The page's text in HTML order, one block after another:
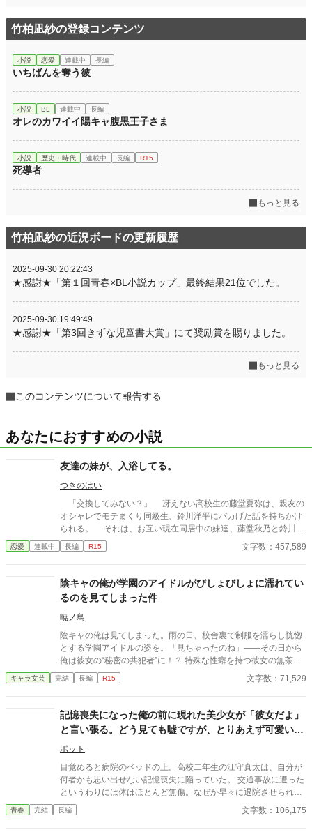
竹柏凪紗の登録コンテンツ
小説 恋愛 連載中 長編
いちばんを奪う彼
小説 BL 連載中 長編
オレのカワイイ陽キャ腹黒王子さま
小説 歴史・時代 連載中 長編 R15
死導者
もっと見る
竹柏凪紗の近況ボードの更新履歴
2025-09-30 20:22:43
★感謝★「第１回青春×BL小説カップ」最終結果21位でした。
2025-09-30 19:49:49
★感謝★「第3回きずな児童書大賞」にて奨励賞を賜りました。
もっと見る
このコンテンツについて報告する
あなたにおすすめの小説
友達の妹が、入浴してる。
つきのはい
「交換してみない？」 冴えない高校生の藤堂夏弥は、親友の
オシャレでモテまくり同級生、鈴川洋平にバカげた話を持ちかけ
られる。 それは、お互い現在同居中の妹達、藤堂秋乃と鈴川美
咲を交換して生活しようというものだった。 鈴川美咲は、美男
子の洋平に勝るとも劣らない美少女なのだけれど、男子に嫌悪感
と冷めがちな女子の距離感が、二人暮らしのなかで徐々に変わっ
ていく。 そんなラブコメディです。
恋愛 連載中 長編 R15 文字数：457,589
陰キャの俺が学園のアイドルがびしょびしょに濡れてい
るのを見てしまった件
暁ノ鳥
陰キャの俺は見てしまった。雨の日、校舎裏で制服を濡らし恍惚
とする学園アイドルの姿を。「見ちゃったのね」――その日から
俺は彼女の“秘密の共犯者”に！？ 特殊な性癖を持つ彼女の無茶な
「実験」に振り回され、身も心も支配される日々の始まり。二人
の禁断の関係の行方は？。二人の禁断の関係が今、始まる！
キャラ文芸 完結 長編 R15 文字数：71,529
記憶喪失になった俺の前に現れた美少女が「彼女だよ」
と言い張る。どう見ても嘘ですが、とりあえず可愛いか
ら騙された方がいいでしょうか？
ポット
目覚めると病院のベッドの上。高校二年生の江守真太は、自分が
何者かも思い出せない記憶喪失に陥っていた。 交通事故に遭った
というわりには体はほとんど無傷。なぜか早々に退院させられ、
見知らぬ自分のアパートへと帰還することに。 ​そして部屋の中で
途方に暮れる真太の前に突然現れたのは、制服を着た見知らぬ美
青春 完結 長編 文字数：106,175